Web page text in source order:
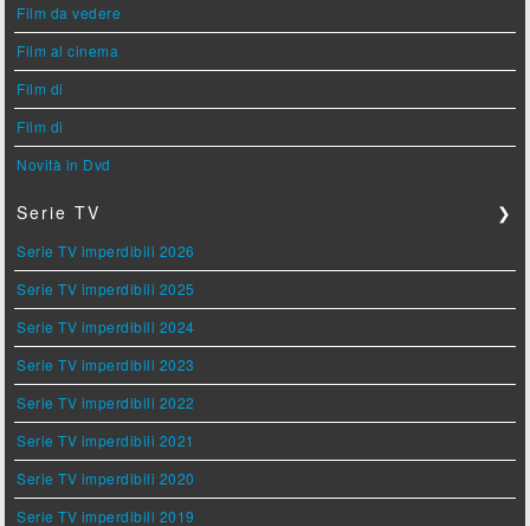
Film da vedere
Film al cinema
Film di
Film di
Novità in Dvd
Serie TV ❯
Serie TV imperdibili 2026
Serie TV imperdibili 2025
Serie TV imperdibili 2024
Serie TV imperdibili 2023
Serie TV imperdibili 2022
Serie TV imperdibili 2021
Serie TV imperdibili 2020
Serie TV imperdibili 2019